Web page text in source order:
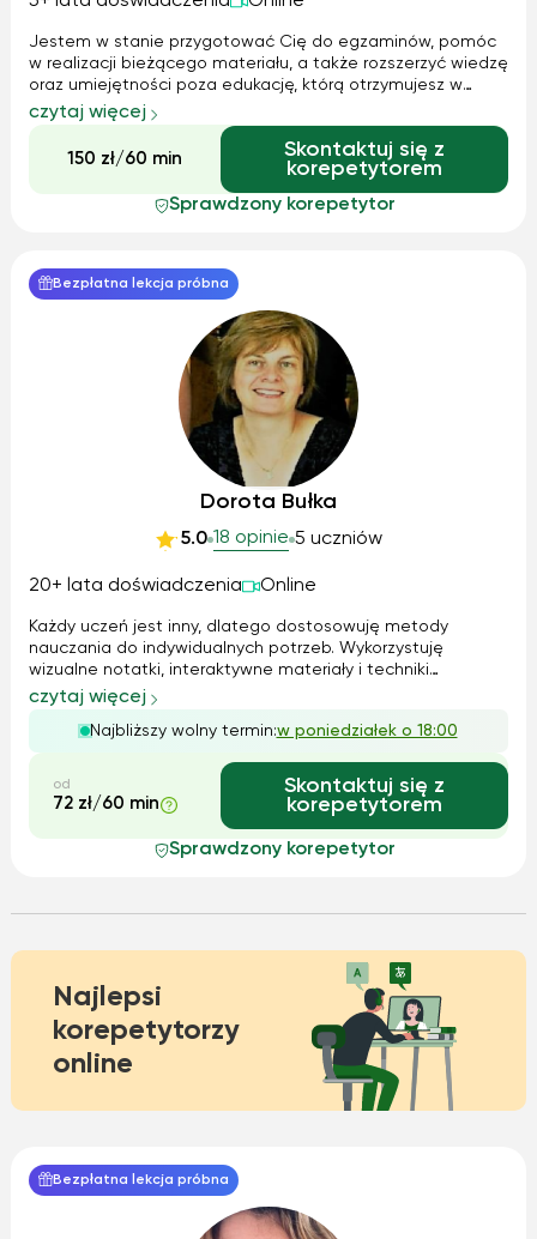
Jestem w stanie przygotować Cię do egzaminów, pomóc
w realizacji bieżącego materiału, a także rozszerzyć wiedzę
oraz umiejętności poza edukację, którą otrzymujesz w
szkole. - Już od 4 lat przygotowuje do egzaminu 8 klasisty
Ci praktyczne porady,...
czytaj więcej
150 zł/60 min
Skontaktuj się z
korepetytorem
Sprawdzony korepetytor
Bezpłatna lekcja próbna
Dorota Bułka
5.0 18 opinie 5 uczniów
20+ lata doświadczenia Online
Każdy uczeń jest inny, dlatego dostosowuję metody
nauczania do indywidualnych potrzeb. Wykorzystuję
wizualne notatki, interaktywne materiały i techniki
aktywizujące, aby ułatwić zrozumienie języka polskiego.
Pomagam uczniom przygotować się do egzaminu
ósmoklasisty, wspieram osoby z trudnościami eduk...
czytaj więcej
Najbliższy wolny termin:w poniedziałek o 18:00
od
72 zł/60 min
Skontaktuj się z
korepetytorem
Sprawdzony korepetytor
Najlepsi
korepetytorzy
online
Bezpłatna lekcja próbna